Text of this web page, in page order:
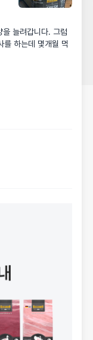
늘려갑니다. 그럼
를 하는데 몇개월 먹